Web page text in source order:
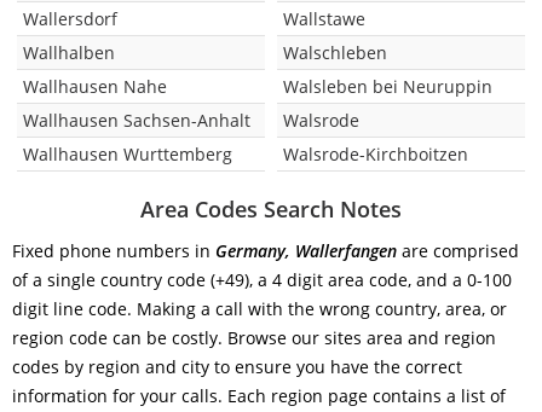
Wallersdorf
Wallhalben
Wallhausen Nahe
Wallhausen Sachsen-Anhalt
Wallhausen Wurttemberg
Wallstawe
Walschleben
Walsleben bei Neuruppin
Walsrode
Walsrode-Kirchboitzen
Area Codes Search Notes
Fixed phone numbers in Germany, Wallerfangen are comprised
of a single country code (+49), a 4 digit area code, and a 0-100
digit line code. Making a call with the wrong country, area, or
region code can be costly. Browse our sites area and region
codes by region and city to ensure you have the correct
information for your calls. Each region page contains a list of